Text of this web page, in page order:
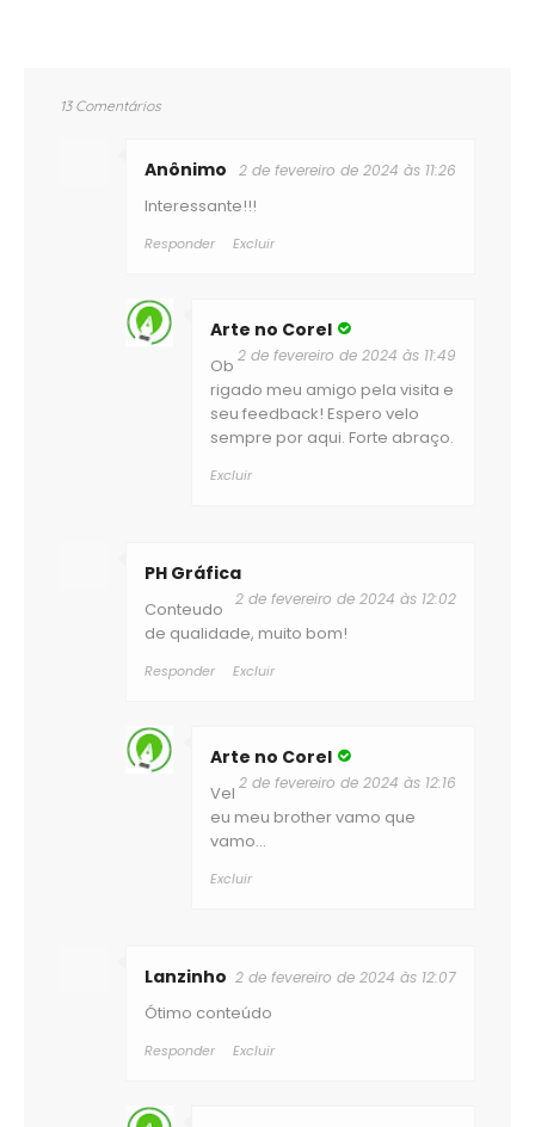
13 Comentários
Anônimo 2 de fevereiro de 2024 às 11:26
Interessante!!!
Responder Excluir
Arte no Corel
2 de fevereiro de 2024 às 11:49
Ob
rigado meu amigo pela visita e
seu feedback! Espero velo
sempre por aqui. Forte abraço.
Excluir
PH Gráfica
2 de fevereiro de 2024 às 12:02
Conteudo
de qualidade, muito bom!
Responder Excluir
Arte no Corel
2 de fevereiro de 2024 às 12:16
Vel
eu meu brother vamo que
vamo...
Excluir
Lanzinho 2 de fevereiro de 2024 às 12:07
Ótimo conteúdo
Responder Excluir